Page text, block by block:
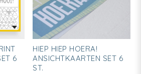
6
HIEP HIEP HOERA!
ANSICHTKAARTEN SET 6
ST.